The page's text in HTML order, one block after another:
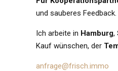
und sauberes
Ich arbeite in Hamburg,
Kauf wünschen, der
anfrage@frisch.immo